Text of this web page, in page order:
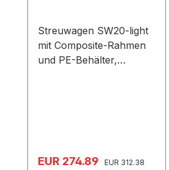
Streuwagen SW20-light
mit Composite-Rahmen
und PE-Behälter,
worden. Durch die
Verkaufspreis:
EUR 274.89 Regulärer Preis:
EUR 312.38